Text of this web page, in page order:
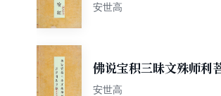
安世高
佛说宝积三昧文殊师利
法身经
安世高